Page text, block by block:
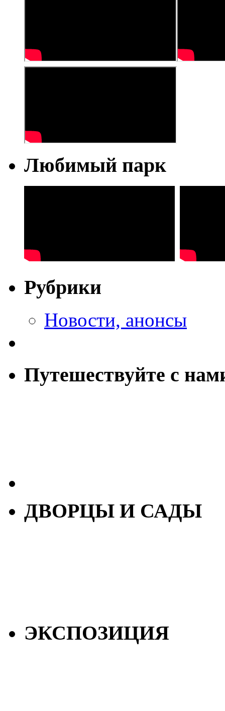
Любимый парк
Рубрики
Новости, анонсы
Путешествуйте с
ДВОРЦЫ И САДЫ
ЭКСПОЗИЦИЯ